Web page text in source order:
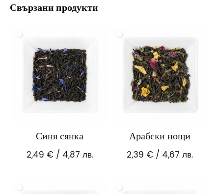
Свързани продукти
Синя сянка
2,49 €/ 4,87 лв.
Арабски нощи
2,39 € / 4,67 лв.